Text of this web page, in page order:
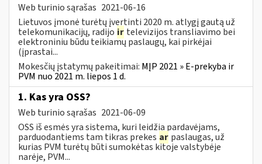
Web turinio sąrašas 2021-06-16
Lietuvos įmonė turėtų įvertinti 2020 m. atlygį gautą už
telekomunikacijų, radijo ir televizijos transliavimo bei
elektroniniu būdu teikiamų paslaugų, kai pirkėjai
(įprastai...
Mokesčių įstatymų pakeitimai: MĮP 2021 » E-prekyba ir
PVM nuo 2021 m. liepos 1 d.
1. Kas yra OSS?
Web turinio sąrašas 2021-06-09
OSS iš esmės yra sistema, kuri leidžia pardavėjams,
parduodantiems tam tikras prekes ar paslaugas, už
kurias PVM turėtų būti sumokėtas kitoje valstybėje
narėje, PVM...